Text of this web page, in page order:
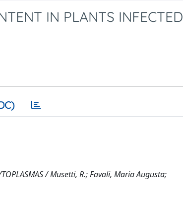
IN PLANTS INFECTED
/ Musetti, R.; Favali, Maria Augusta;